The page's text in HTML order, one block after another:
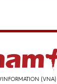
(VNA)